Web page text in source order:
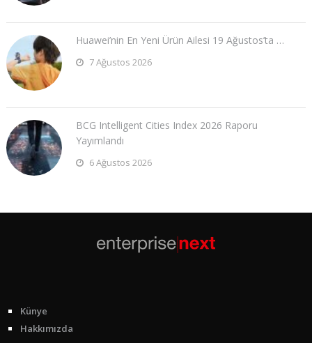
Huawei’nin En Yeni Ürün Ailesi 19 Ağustos’ta …
7 Ağustos 2026
BCG Intelligent Cities Index 2026 Raporu
Yayımlandı
6 Ağustos 2026
Künye
Hakkımızda